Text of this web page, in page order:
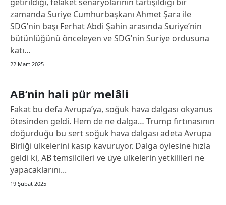
zamanda Suriye Cumhurbaşkanı Ahmet Şara ile
SDG’nin başı Ferhat Abdi Şahin arasında Suriye’nin
bütünlüğünü önceleyen ve SDG’nin Suriye ordusuna
katı...
22 Mart 2025
AB’nin hali pür melâli
Fakat bu defa Avrupa’ya, soğuk hava dalgası okyanus
ötesinden geldi. Hem de ne dalga… Trump fırtınasının
doğurduğu bu sert soğuk hava dalgası adeta Avrupa
Birliği ülkelerini kasıp kavuruyor. Dalga öylesine hızla
geldi ki, AB temsilcileri ve üye ülkelerin yetkilileri ne
yapacaklarını...
19 Şubat 2025